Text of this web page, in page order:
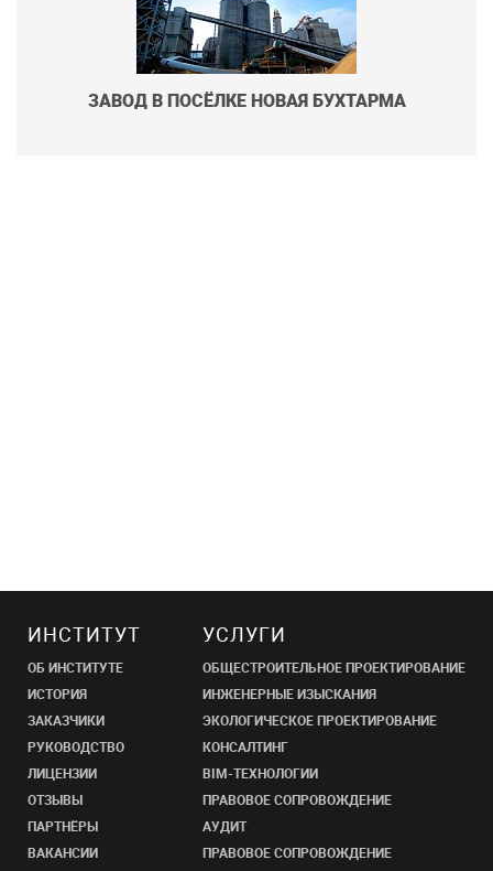
ЗАВОД В ПОСЁЛКЕ НОВАЯ БУХТАРМА
ИНСТИТУТ
ОБ ИНСТИТУТЕ
ИСТОРИЯ
ЗАКАЗЧИКИ
РУКОВОДСТВО
ЛИЦЕНЗИИ
ОТЗЫВЫ
ПАРТНЁРЫ
ВАКАНСИИ
УСЛУГИ
ОБЩЕСТРОИТЕЛЬНОЕ ПРОЕКТИРОВАНИЕ
ИНЖЕНЕРНЫЕ ИЗЫСКАНИЯ
ЭКОЛОГИЧЕСКОЕ ПРОЕКТИРОВАНИЕ
КОНСАЛТИНГ
BIM-ТЕХНОЛОГИИ
ПРАВОВОЕ СОПРОВОЖДЕНИЕ
АУДИТ
ПРАВОВОЕ СОПРОВОЖДЕНИЕ